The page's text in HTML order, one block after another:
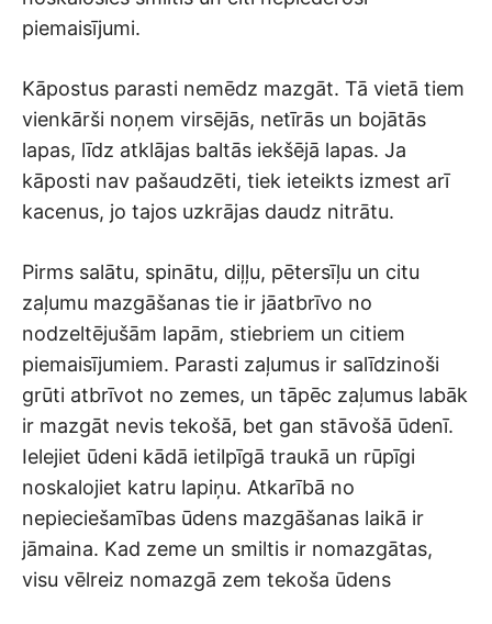
piemaisījumi.
Kāpostus parasti nemēdz mazgāt. Tā vietā tiem
vienkārši noņem virsējās, netīrās un bojātās
lapas, līdz atklājas baltās iekšējā lapas. Ja
kāposti nav pašaudzēti, tiek ieteikts izmest arī
kacenus, jo tajos uzkrājas daudz nitrātu.
Pirms salātu, spinātu, diļļu, pētersīļu un citu
zaļumu mazgāšanas tie ir jāatbrīvo no
nodzeltējušām lapām, stiebriem un citiem
piemaisījumiem. Parasti zaļumus ir salīdzinoši
grūti atbrīvot no zemes, un tāpēc zaļumus labāk
ir mazgāt nevis tekošā, bet gan stāvošā ūdenī.
Ielejiet ūdeni kādā ietilpīgā traukā un rūpīgi
noskalojiet katru lapiņu. Atkarībā no
nepieciešamības ūdens mazgāšanas laikā ir
jāmaina. Kad zeme un smiltis ir nomazgātas,
visu vēlreiz nomazgā zem tekoša ūdens